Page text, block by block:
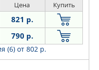
Цена Купить
821 р.
790 р.
(6) от 802 р.